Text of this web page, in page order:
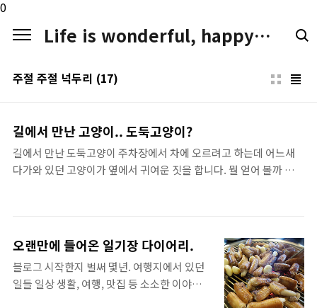
0
본문 바로가기
Life is wonderful, happy. LIFE LOGGER
주절 주절 넉두리 (17)
길에서 만난 고양이.. 도둑고양이?
길에서 만난 도둑고양이 주차장에서 차에 오르려고 하는데 어느새
다가와 있던 고양이가 옆에서 귀여운 짓을 합니다. 뭘 얻어 볼까 하는
오랜만에 들어온 일기장 다이어리.
블로그 시작한지 벌써 몇년. 여행지에서 있던
일들 일상 생활, 여행, 맛집 등 소소한 이야기들